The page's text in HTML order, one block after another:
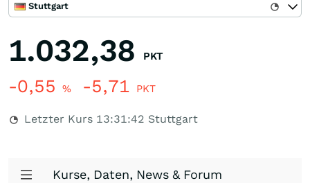
Stuttgart
1.032,38 PKT
-0,55 % -5,71 PKT
Letzter Kurs 13:31:42 Stuttgart
Kurse, Daten, News & Forum